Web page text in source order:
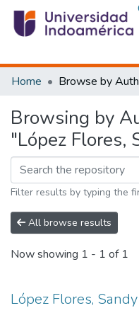
Home
Browse by
Browsing by
"López Flores,
Filter results by typing the
All browse results
Now showing 1 - 1 of 1
López Flores,